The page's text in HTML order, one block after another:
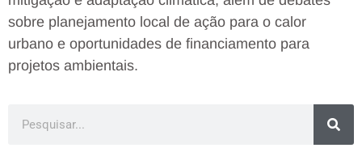
sobre planejamento local de ação para o calor
urbano e oportunidades de financiamento para
projetos ambientais.